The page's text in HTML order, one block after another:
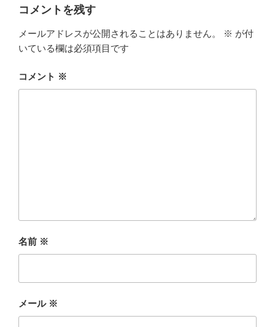
コメントを残す
メールアドレスが公開されることはありません。 ※ が付
いている欄は必須項目です
コメント ※
名前 ※
メール ※